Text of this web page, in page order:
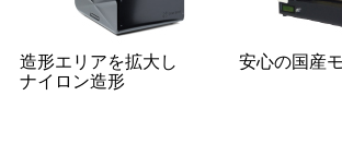
造形エリアを拡大し
ナイロン造形
安心の国産